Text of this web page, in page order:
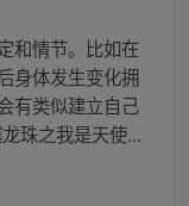
和情节。比如在
身体发生变化拥
有类似建立自己
珠之我是天使...